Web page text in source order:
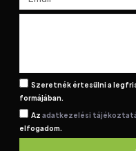
Szeretnék értesülni a
formájában.
Az adatkezelési
elfogadom.